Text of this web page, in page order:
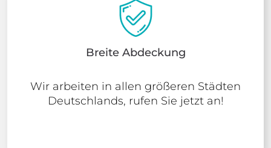
Breite Abdeckung
Wir arbeiten in allen größeren Städten
Deutschlands, rufen Sie jetzt an!